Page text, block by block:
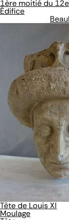
1ère moitié du
Édifice
Tête de Louis XI
Moulage